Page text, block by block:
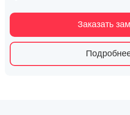
Заказать